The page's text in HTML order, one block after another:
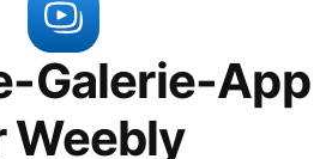
Galerie-App
Weebly